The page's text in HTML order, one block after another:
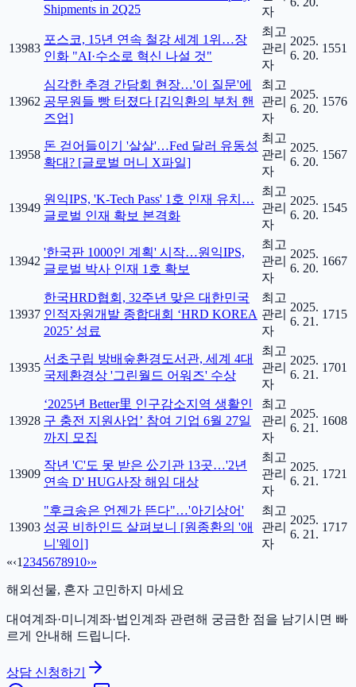
Shipments in 2Q25
자
13983
포스코, 15년 연속 철강 세계 1위…장
인화 "AI·수소로 혁신 나설 것"
최고
관리
자
2025.
6. 20.
1551
13962
심각한 추경 간담회 현장…'이 질문'에
공무원들 빵 터졌다 [김익환의 부처 핸
즈업]
최고
관리
자
2025.
6. 20.
1576
13958
돈 걷어들이기 '살살'…Fed 달러 유동성
확대? [글로벌 머니 X파일]
최고
관리
자
2025.
6. 20.
1567
13949
원익IPS, 'K-Tech Pass' 1호 인재 유치…
글로벌 인재 확보 본격화
최고
관리
자
2025.
6. 20.
1545
13942
'한국판 1000인 계획' 시작…원익IPS,
글로벌 박사 인재 1호 확보
최고
관리
자
2025.
6. 20.
1667
13937
한국HRD협회, 32주년 맞은 대한민국
인적자원개발 종합대회 ‘HRD KOREA
2025’ 성료
최고
관리
자
2025.
6. 21.
1715
13935
서초구립 방배숲환경도서관, 세계 4대
국제환경상 '그린월드 어워즈' 수상
최고
관리
자
2025.
6. 21.
1701
13928
‘2025년 Better里 인구감소지역 생활인
구 충전 지원사업’ 참여 기업 6월 27일
까지 모집
최고
관리
자
2025.
6. 21.
1608
13909
작년 'C'도 못 받은 公기관 13곳…'2년
연속 D' HUG사장 해임 대상
최고
관리
자
2025.
6. 21.
1721
13903
"후크송은 언젠가 뜬다"…'아기상어'
성공 비하인드 살펴보니 [원종환의 '애
니'웨이]
최고
관리
자
2025.
6. 21.
1717
«‹1 2345678910›»
해외선물, 혼자 고민하지 마세요
대여계좌·미니계좌·법인계좌 관련해 궁금한 점을 남기시면 빠
르게 안내해 드립니다.
상담 신청하기